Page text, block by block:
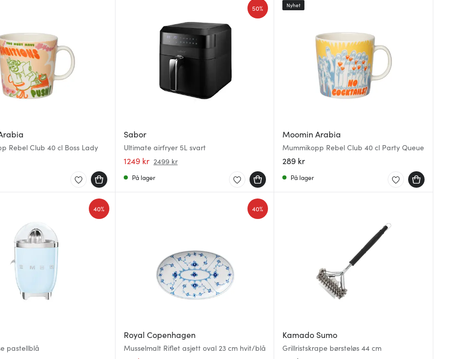
Rebel Club 40 cl Boss Lady
Sabor
Ultimate airfryer 5L svart
1249 kr 2499 kr
50%
På lager
Moomin Arabia
Mummikopp Rebel Club 40 cl Party Queue
289 kr
Nyhet
På lager
pastellblå
40%
Royal Copenhagen
Musselmalt Riflet asjett oval 23 cm hvit/blå
40%
Kamado Sumo
Grillristskrape børsteløs 44 cm